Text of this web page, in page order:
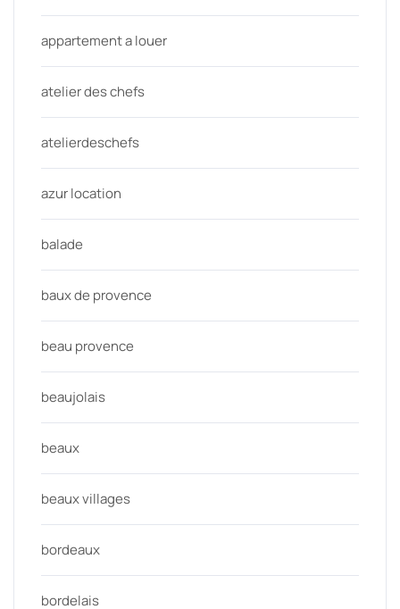
appartement a louer
atelier des chefs
atelierdeschefs
azur location
balade
baux de provence
beau provence
beaujolais
beaux
beaux villages
bordeaux
bordelais